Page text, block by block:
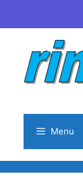
al
contenuto
Menu